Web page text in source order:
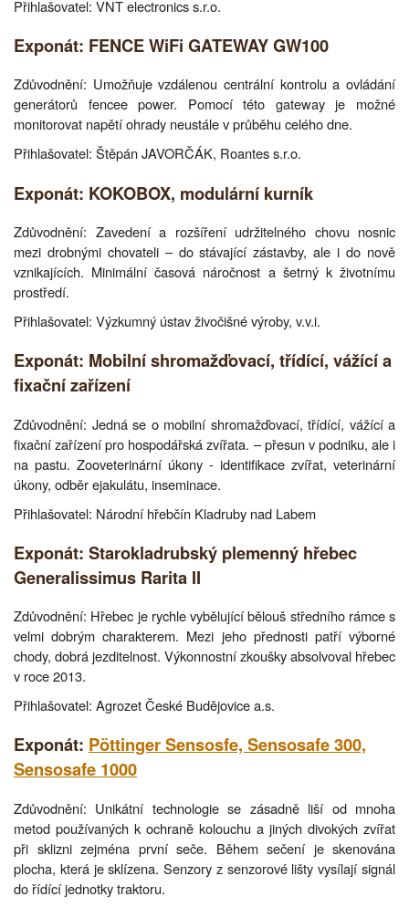
Přihlašovatel: VNT electronics s.r.o.
Exponát: FENCE WiFi GATEWAY GW100
Zdůvodnění: Umožňuje vzdálenou centrální kontrolu a ovládání
generátorů fencee power. Pomocí této gateway je možné
monitorovat napětí ohrady neustále v průběhu celého dne.
Přihlašovatel: Štěpán JAVORČÁK, Roantes s.r.o.
Exponát: KOKOBOX, modulární kurník
Zdůvodnění: Zavedení a rozšíření udržitelného chovu nosnic
mezi drobnými chovateli – do stávající zástavby, ale i do nově
vznikajících. Minimální časová náročnost a šetrný k životnímu
prostředí.
Přihlašovatel: Výzkumný ústav živočišné výroby, v.v.i.
Exponát: Mobilní shromažďovací, třídící, vážící a
fixační zařízení
Zdůvodnění: Jedná se o mobilní shromažďovací, třídící, vážící a
fixační zařízení pro hospodářská zvířata. – přesun v podniku, ale i
na pastu. Zooveterinární úkony - identifikace zvířat, veterinární
úkony, odběr ejakulátu, inseminace.
Přihlašovatel: Národní hřebčín Kladruby nad Labem
Exponát: Starokladrubský plemenný hřebec
Generalissimus Rarita II
Zdůvodnění: Hřebec je rychle vybělující bělouš středního rámce s
velmi dobrým charakterem. Mezi jeho přednosti patří výborné
chody, dobrá jezditelnost. Výkonnostní zkoušky absolvoval hřebec
v roce 2013.
Přihlašovatel: Agrozet České Budějovice a.s.
Exponát: Pöttinger Sensosfe, Sensosafe 300,
Sensosafe 1000
Zdůvodnění: Unikátní technologie se zásadně liší od mnoha
metod používaných k ochraně kolouchu a jiných divokých zvířat
při sklizni zejména první seče. Během sečení je skenována
plocha, která je sklízena. Senzory z senzorové lišty vysílají signál
do řídící jednotky traktoru.